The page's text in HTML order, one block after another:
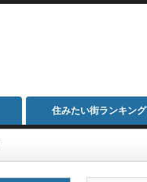
住みたい街ランキング